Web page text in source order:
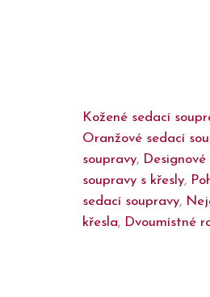
Kožené sedací
Oranžové sedací
soupravy,
soupravy s křesly,
sedací soupravy,
křesla, Dvoumístné